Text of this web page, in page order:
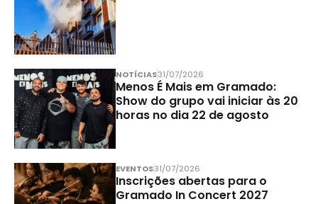
NOTÍCIAS31/07/2026
Menos É Mais em Gramado:
Show do grupo vai iniciar às 20
horas no dia 22 de agosto
EVENTOS31/07/2026
Inscrições abertas para o
Gramado In Concert 2027